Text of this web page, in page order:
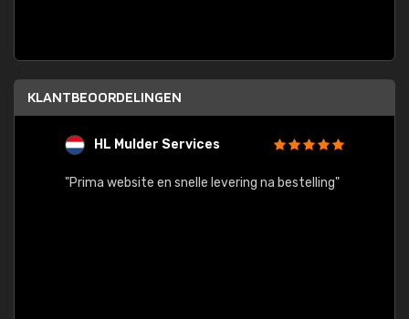
KLANTBEOORDELINGEN
HL Mulder Services
"Prima website en snelle levering na bestelling"